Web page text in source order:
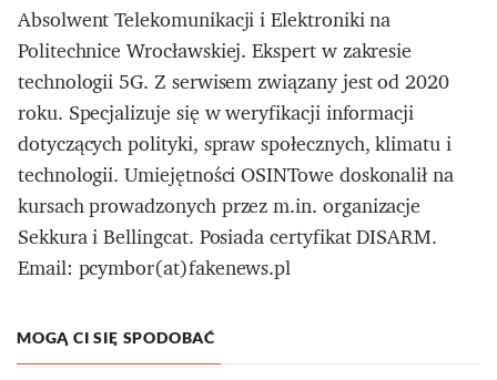
Absolwent Telekomunikacji i Elektroniki na
Politechnice Wrocławskiej. Ekspert w zakresie
technologii 5G. Z serwisem związany jest od 2020
roku. Specjalizuje się w weryfikacji informacji
dotyczących polityki, spraw społecznych, klimatu i
technologii. Umiejętności OSINTowe doskonalił na
kursach prowadzonych przez m.in. organizacje
Sekkura i Bellingcat. Posiada certyfikat DISARM.
Email: pcymbor(at)fakenews.pl
MOGĄ CI SIĘ SPODOBAĆ